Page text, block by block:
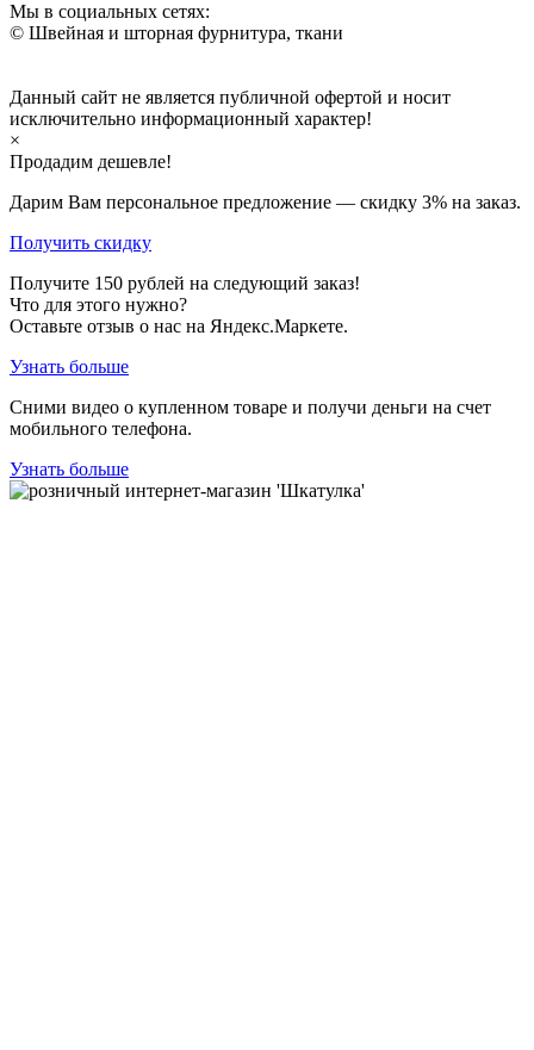
Мы в социальных сетях:
© Швейная и шторная фурнитура, ткани
Данный сайт не является публичной офертой и носит
исключительно информационный характер!
×
Продадим дешевле!
Дарим Вам персональное предложение — скидку 3% на заказ.
Получить скидку
Получите 150 рублей на следующий заказ!
Что для этого нужно?
Оставьте отзыв о нас на Яндекс.Маркете.
Узнать больше
Сними видео о купленном товаре и получи деньги на счет
мобильного телефона.
Узнать больше